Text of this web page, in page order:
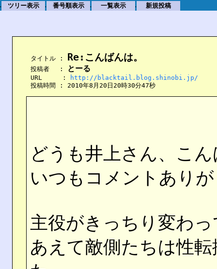
. ツリー表示 . 番号順表示 . 一覧表示 . 新規投稿
    タイトル :
Re:こんばんは。
    投稿者　 :
とーる
    URL　　  :
http://blacktail.blog.shinobi.jp/
    投稿時間 : 2010年8月20日20時30分47秒
どうも井上さん、こ
いつもコメントあり
主役がきっちり変わ
あえて敵側たちは性